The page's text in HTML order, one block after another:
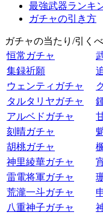
最強武器ランキ
ガチャの引き方
ガチャの当たり/引く
恒常ガチャ
集録祈願
ウェンティガチャ
タルタリヤガチャ
アルベドガチャ
刻晴ガチャ
胡桃ガチャ
神里綾華ガチャ
雷電将軍ガチャ
荒瀧一斗ガチャ
八重神子ガチャ